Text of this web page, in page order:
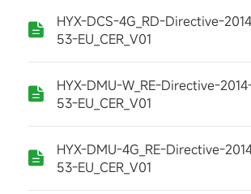
HYX-DCS-4G_RD-Directive-
53-EU_CER_V01
HYX-DMU-W_RE-Directive-
53-EU_CER_V01
HYX-DMU-4G_RE-Directive-
53-EU_CER_V01